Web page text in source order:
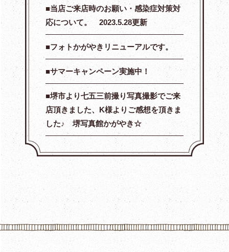
当店ご来店時のお願い・感染症対策対
応について。 2023.5.28更新
フォトかがやきリニューアルです。
サマーキャンペーン実施中！
堺市より七五三前撮り写真撮影でご来
店頂きました、K様よりご感想を頂きま
した♪ 堺写真館かがやき☆